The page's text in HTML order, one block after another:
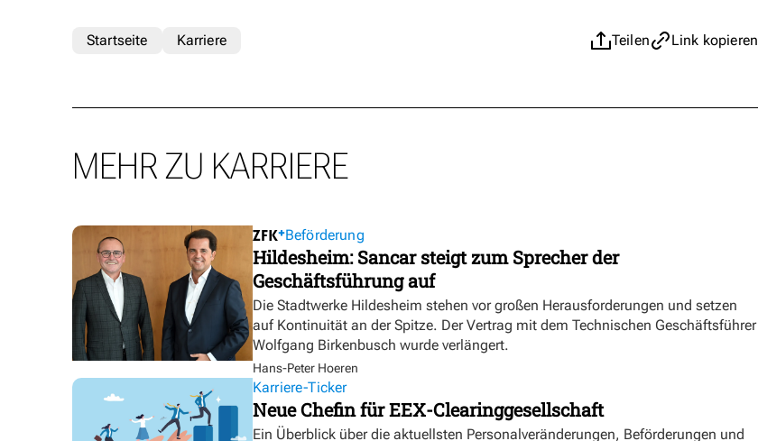
Teilen Link kopieren
Startseite Karriere
MEHR ZU KARRIERE
Beförderung
Hildesheim: Sancar steigt zum Sprecher der
Geschäftsführung auf
Die Stadtwerke Hildesheim stehen vor großen Herausforderungen und setzen
auf Kontinuität an der Spitze. Der Vertrag mit dem Technischen Geschäftsführer
Wolfgang Birkenbusch wurde verlängert.
Hans-Peter Hoeren
Karriere-Ticker
Neue Chefin für EEX-Clearinggesellschaft
Ein Überblick über die aktuellsten Personalveränderungen, Beförderungen und